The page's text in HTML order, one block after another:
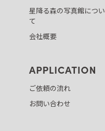
星降る森の写真館につい
て
会社概要
APPLICATION
ご依頼の流れ
お問い合わせ